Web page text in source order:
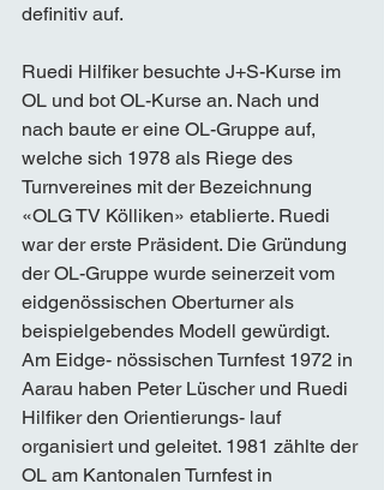
definitiv auf.
Ruedi Hilfiker besuchte J+S-Kurse im
OL und bot OL-Kurse an. Nach und
nach baute er eine OL-Gruppe auf,
welche sich 1978 als Riege des
Turnvereines mit der Bezeichnung
«OLG TV Kölliken» etablierte. Ruedi
war der erste Präsident. Die Gründung
der OL-Gruppe wurde seinerzeit vom
eidgenössischen Oberturner als
beispielgebendes Modell gewürdigt.
Am Eidge- nössischen Turnfest 1972 in
Aarau haben Peter Lüscher und Ruedi
Hilfiker den Orientierungs- lauf
organisiert und geleitet. 1981 zählte der
OL am Kantonalen Turnfest in